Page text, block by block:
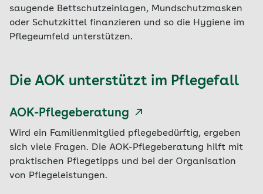
saugende Bettschutzeinlagen, Mundschutzmasken
oder Schutzkittel finanzieren und so die Hygiene im
Pflegeumfeld unterstützen.
Die AOK unterstützt im Pflegefall
AOK-Pflegeberatung
Wird ein Familienmitglied pflegebedürftig, ergeben
sich viele Fragen. Die AOK-Pflegeberatung hilft mit
praktischen Pflegetipps und bei der Organisation
von Pflegeleistungen.